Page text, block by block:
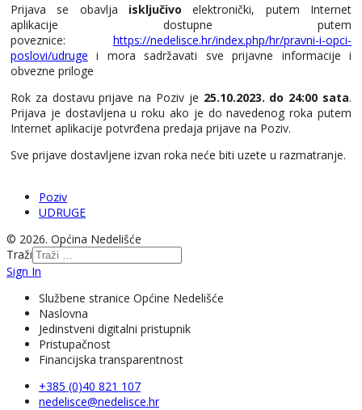
Prijava se obavlja isključivo elektronički, putem Internet
aplikacije dostupne putem
poveznice: https://nedelisce.hr/index.php/hr/pravni-i-opci-
poslovi/udruge i mora sadržavati sve prijavne informacije i
obvezne priloge
Rok za dostavu prijave na Poziv je 25.10.2023. do 24:00 sata.
Prijava je dostavljena u roku ako je do navedenog roka putem
Internet aplikacije potvrđena predaja prijave na Poziv.
Sve prijave dostavljene izvan roka neće biti uzete u razmatranje.
Poziv
UDRUGE
© 2026. Općina Nedelišće
Traži
Sign In
Službene stranice Općine Nedelišće
Naslovna
Jedinstveni digitalni pristupnik
Pristupačnost
Financijska transparentnost
+385 (0)40 821 107
nedelisce@nedelisce.hr